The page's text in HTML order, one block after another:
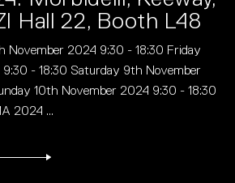
Hall 22, Booth L48
November 2024 9:30 - 18:30 Friday
- 18:30 Saturday 9th November
10th November 2024 9:30 - 18:30
2024